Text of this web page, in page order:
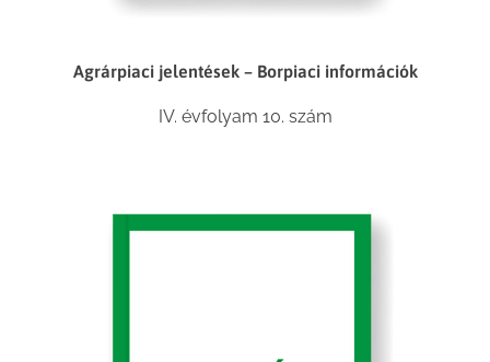
Agrárpiaci jelentések – Borpiaci információk
IV. évfolyam 10. szám